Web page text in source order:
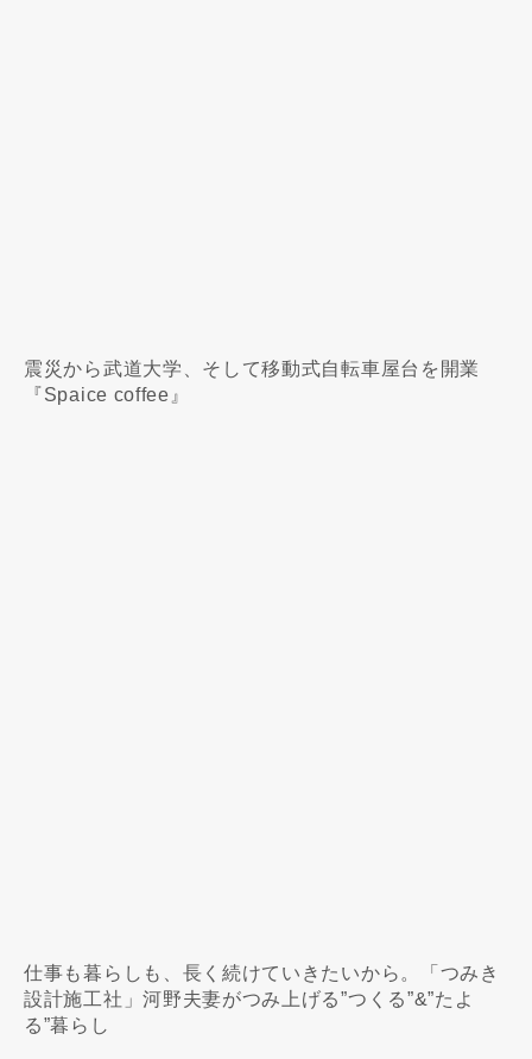
震災から武道大学、そして移動式自転車屋台を開業
『Spaice coffee』
仕事も暮らしも、長く続けていきたいから。「つみき
設計施工社」河野夫妻がつみ上げる”つくる”&”たよ
る”暮らし